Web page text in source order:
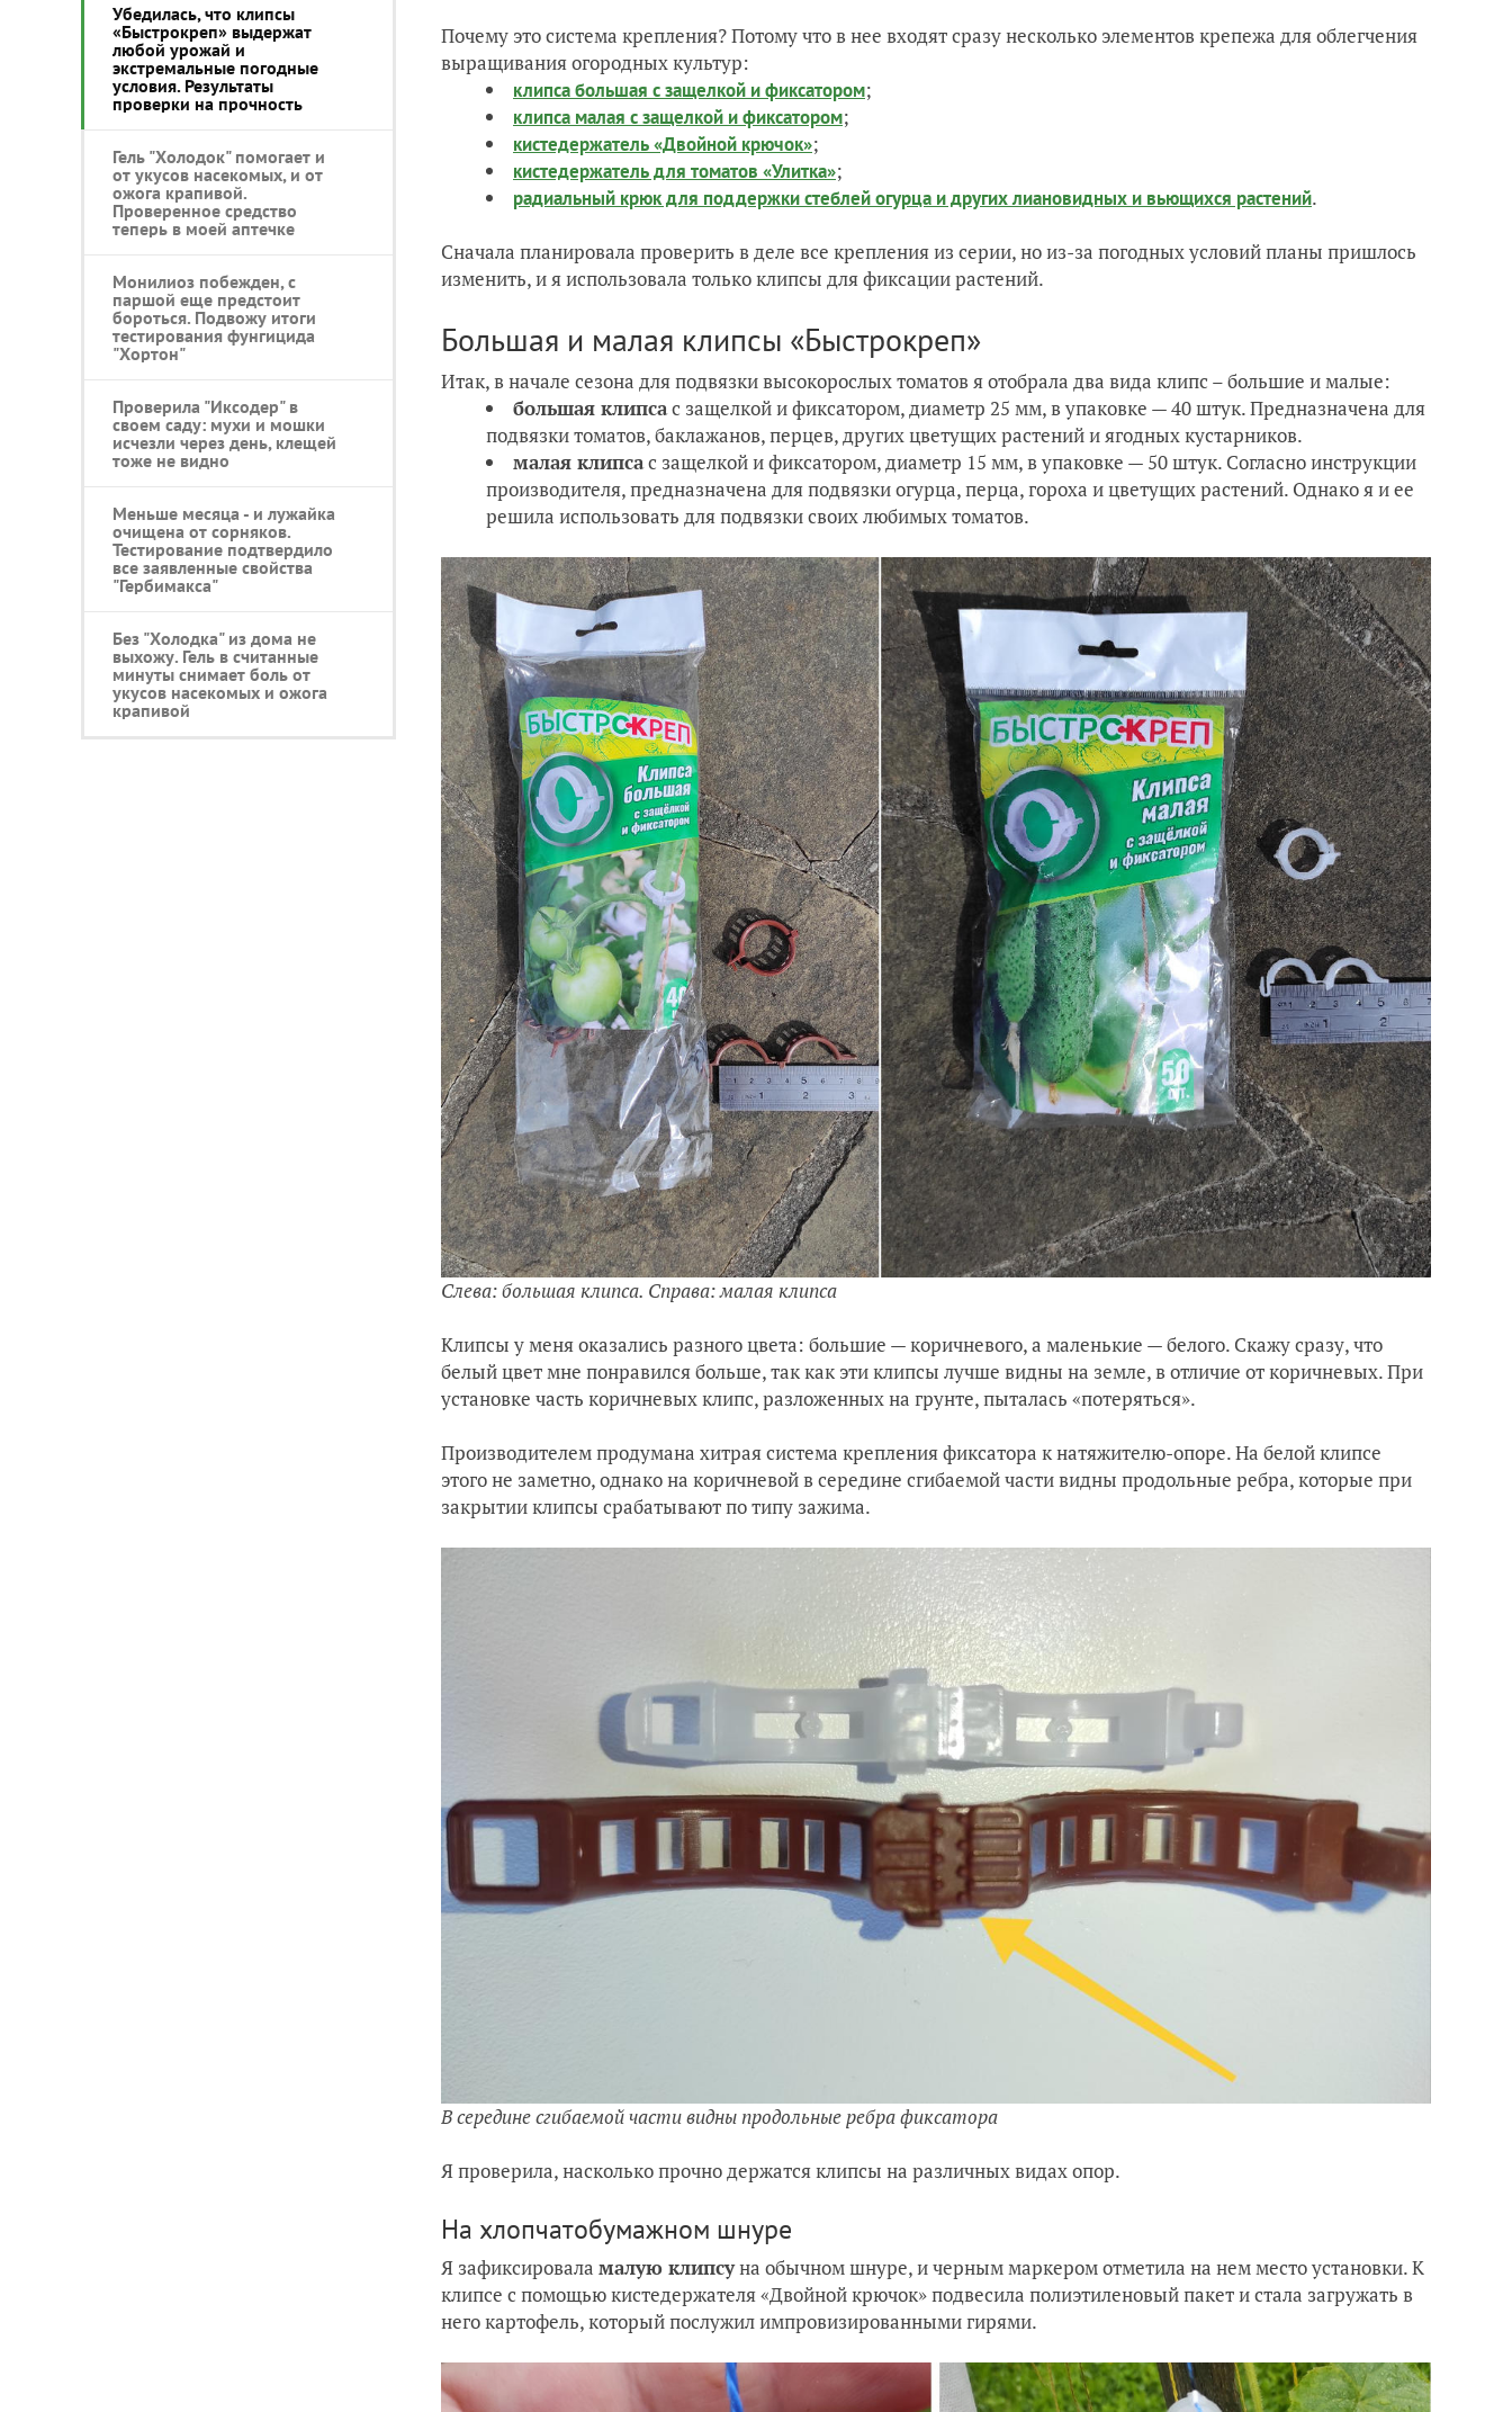
Убедилась, что клипсы
«Быстрокреп» выдержат
любой урожай и
экстремальные погодные
условия. Результаты
проверки на прочность
Гель "Холодок" помогает и
от укусов насекомых, и от
ожога крапивой.
Проверенное средство
теперь в моей аптечке
Монилиоз побежден, с
паршой еще предстоит
бороться. Подвожу итоги
тестирования фунгицида
"Хортон"
Проверила "Иксодер" в
своем саду: мухи и мошки
исчезли через день, клещей
тоже не видно
Меньше месяца - и лужайка
очищена от сорняков.
Тестирование подтвердило
все заявленные свойства
"Гербимакса"
Без "Холодка" из дома не
выхожу. Гель в считанные
минуты снимает боль от
укусов насекомых и ожога
крапивой
Почему это система крепления? Потому что в нее входят сразу несколько элементов крепежа для облегчения
выращивания огородных культур:
клипса большая с защелкой и фиксатором;
клипса малая с защелкой и фиксатором;
кистедержатель «Двойной крючок»;
кистедержатель для томатов «Улитка»;
радиальный крюк для поддержки стеблей огурца и других лиановидных и вьющихся растений.
Сначала планировала проверить в деле все крепления из серии, но из-за погодных условий планы пришлось
изменить, и я использовала только клипсы для фиксации растений.
Большая и малая клипсы «Быстрокреп»
Итак, в начале сезона для подвязки высокорослых томатов я отобрала два вида клипс – большие и малые:
большая клипсас защелкой и фиксатором, диаметр 25 мм, в упаковке — 40 штук. Предназначена для
подвязки томатов, баклажанов, перцев, других цветущих растений и ягодных кустарников.
малая клипсас защелкой и фиксатором, диаметр 15 мм, в упаковке — 50 штук. Согласно инструкции
производителя, предназначена для подвязки огурца, перца, гороха и цветущих растений. Однако я и ее
решила использовать для подвязки своих любимых томатов.
Слева: большая клипса. Справа: малая клипса
Клипсы у меня оказались разного цвета: большие — коричневого, а маленькие — белого. Скажу сразу, что
белый цвет мне понравился больше, так как эти клипсы лучше видны на земле, в отличие от коричневых. При
установке часть коричневых клипс, разложенных на грунте, пыталась «потеряться».
Производителем продумана хитрая система крепления фиксатора к натяжителю-опоре. На белой клипсе
этого не заметно, однако на коричневой в середине сгибаемой части видны продольные ребра, которые при
закрытии клипсы срабатывают по типу зажима.
В середине сгибаемой части видны продольные ребра фиксатора
Я проверила, насколько прочно держатся клипсы на различных видах опор.
На хлопчатобумажном шнуре
Я зафиксировала малую клипсуна обычном шнуре, и черным маркером отметила на нем место установки. К
клипсе с помощью кистедержателя «Двойной крючок» подвесила полиэтиленовый пакет и стала загружать в
него картофель, который послужил импровизированными гирями.